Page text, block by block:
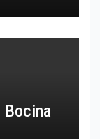
Bocina